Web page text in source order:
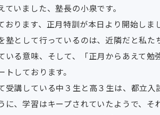
いました、塾長の小泉です。
ります、正月特訓が本日より開始しま
塾として行っているのは、近隣だと私た
いる意味、そして、「正月からあえて
しております。
受講している中３生と高３生は、都立
に、学習はキープされていたようで、